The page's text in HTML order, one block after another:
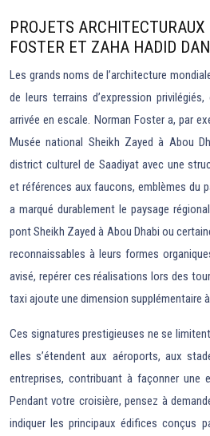
PROJETS
FOSTER ET ZAHA HADID
Les grands noms de l’architecture
de leurs terrains d’expression
arrivée en escale. Norman Foster a, par
Musée national Sheikh Zayed à Abou
district culturel de Saadiyat avec une
et références aux faucons, emblèmes du
a marqué durablement le paysage
pont Sheikh Zayed à Abou Dhabi ou
reconnaissables à leurs formes
avisé, repérer ces réalisations lors des
taxi ajoute une dimension supplémentaire
Ces signatures prestigieuses ne se
elles s’étendent aux aéroports, aux
entreprises, contribuant à façonner une
Pendant votre croisière, pensez à
indiquer les principaux édifices conçus